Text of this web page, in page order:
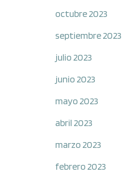
octubre 2023
septiembre 2023
julio 2023
junio 2023
mayo 2023
abril 2023
marzo 2023
febrero 2023